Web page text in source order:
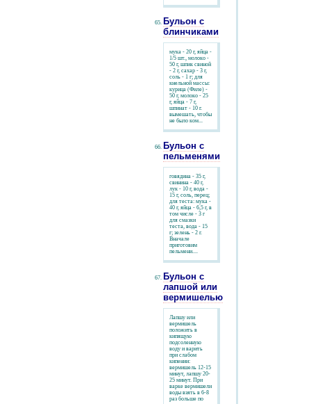
Бульон с
блинчиками
мука - 20 г, яйца -
1/5 шт., молоко -
50 г, шпик свиной
- 2 г, сахар - 3 г,
соль - 1 г; для
кнельной массы:
курица (Филе) -
50 г, молоко - 25
г, яйца - 7 г,
шпинат - 10 г.
вымешать, чтобы
не было ком...
Бульон с
пельменями
говядина - 35 г,
свинина - 40 г,
лук - 10 г, вода -
15 г, соль, перец;
для теста: мука -
40 г, яйца - 6,5 г, в
том числе - 3 г
для смазки
теста, вода - 15
г; зелень - 2 г.
Вначале
приготовим
пельмени....
Бульон с
лапшой или
вермишелью
Лапшу или
вермишель
положить в
кипящую
подсоленную
воду и варить
при слабом
кипении:
вермишель 12-15
минут, лапшу 20-
25 минут. При
варке вермишели
воды взять в 6-8
раз больше по